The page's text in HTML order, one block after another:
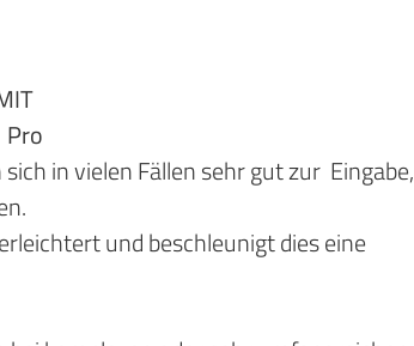
Pro
in vielen Fällen sehr gut zur Eingabe,
erleichtert und beschleunigt dies eine